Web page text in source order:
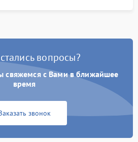
вопросы?
свяжемся с Вами в ближайшее
время
звонок